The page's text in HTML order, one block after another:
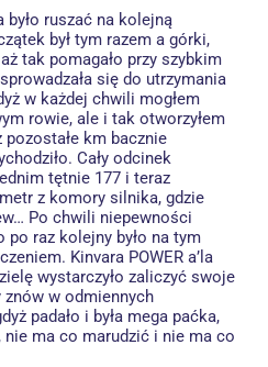
ruszać na kolejną
był tym razem a górki,
tak pomagało przy szybkim
się do utrzymania
w każdej chwili mogłem
rowie, ale i tak otworzyłem
pozostałe km bacznie
Cały odcinek
tętnie 177 i teraz
z komory silnika, gdzie
Po chwili niepewności
po raz kolejny było na tym
Kinvara POWER a’la
wystarczyło zaliczyć swoje
w odmiennych
padało i była mega paćka,
ma co marudzić i nie ma co